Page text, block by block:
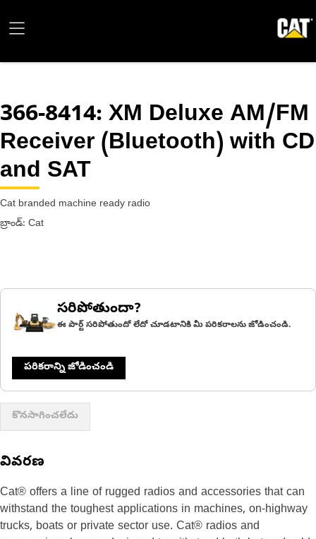
366-8414: XM Deluxe AM/FM
Receiver (Bluetooth) with CD
and SAT
Cat branded machine ready radio
బ్రాండ్: Cat
సరిపోతుందా?
ఈ పార్ట్ సరిపోతుందో లేదో చూడటానికి మీ పరికరాలను జోడించండి.
పరికరాన్ని జోడించండి
కొనసాగించలేదు
వివరణ
Cat® offers a line of rugged radios and accessories that can
withstand the toughest applications in machines, on-highway
trucks, boats or private sector use. Cat® radios and